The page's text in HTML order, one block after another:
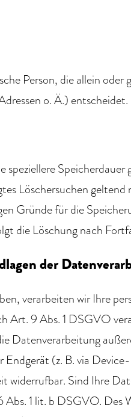
Person, die allein
o. Ä.) entscheidet.
Löschersuchen
Gründe für die
die Löschung nach
der
verarbeiten wir Ihre
9 Abs. 1 DSGVO
Datenverarbeitung
(z. B. via
widerrufbar. Sind Ihre
1 lit. b DSGVO.